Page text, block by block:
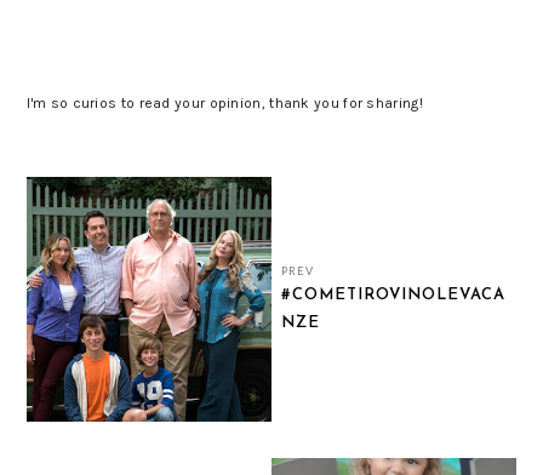
I'm so curios to read your opinion, thank you for sharing!
PREV
#COMETIROVINOLEVACA
NZE